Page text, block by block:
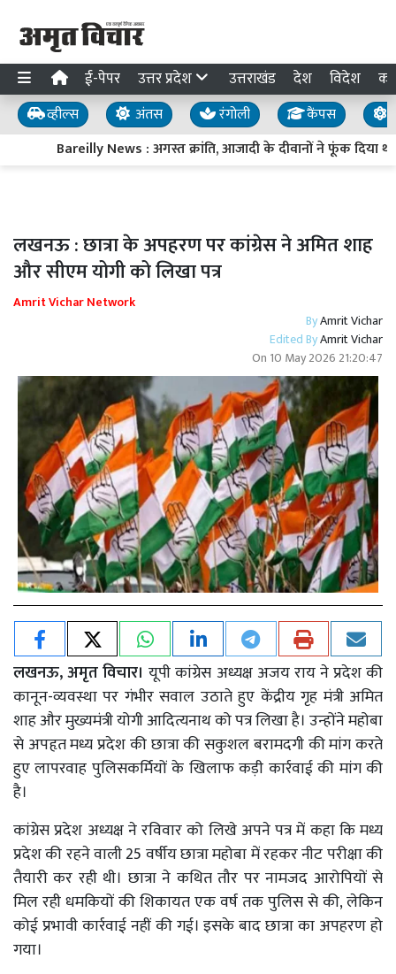
ई-पेपर उत्तर प्रदेश उत्तराखंड देश विदेश
व्हील्स अंतस रंगोली कैंपस
Bareilly News : अगस्त क्रांति, आजादी के दीवानों ने फूंक दिया था
लखनऊ : छात्रा के अपहरण पर कांग्रेस ने अमित शाह
और सीएम योगी को लिखा पत्र
Amrit Vichar Network
ByAmrit Vichar
Edited ByAmrit Vichar
On 10 May 2026 21:20:47
लखनऊ, अमृत विचार। यूपी कांग्रेस अध्यक्ष अजय राय ने प्रदेश की
कानून-व्यवस्था पर गंभीर सवाल उठाते हुए केंद्रीय गृह मंत्री अमित
शाह और मुख्यमंत्री योगी आदित्यनाथ को पत्र लिखा है। उन्होंने महोबा
से अपहृत मध्य प्रदेश की छात्रा की सकुशल बरामदगी की मांग करते
हुए लापरवाह पुलिसकर्मियों के खिलाफ कड़ी कार्रवाई की मांग की
है।
कांग्रेस प्रदेश अध्यक्ष ने रविवार को लिखे अपने पत्र में कहा कि मध्य
प्रदेश की रहने वाली 25 वर्षीय छात्रा महोबा में रहकर नीट परीक्षा की
तैयारी कर रही थी। छात्रा ने कथित तौर पर नामजद आरोपियों से
मिल रही धमकियों की शिकायत एक वर्ष तक पुलिस से की, लेकिन
कोई प्रभावी कार्रवाई नहीं की गई। इसके बाद छात्रा का अपहरण हो
गया।